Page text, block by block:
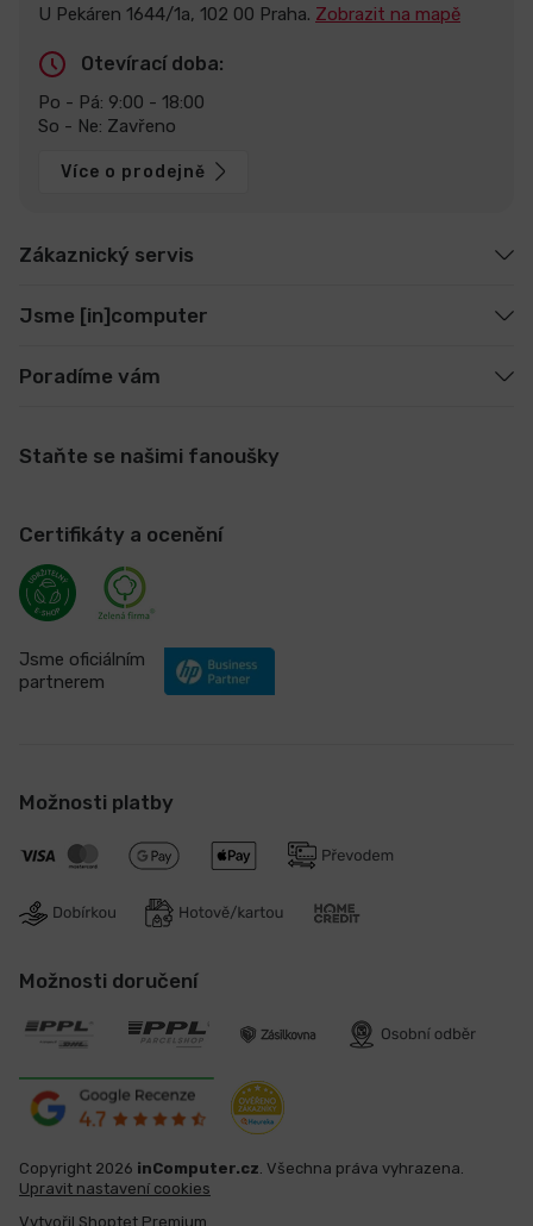
U Pekáren 1644/1a, 102 00 Praha. Zobrazit na mapě
Otevírací doba:
Po - Pá: 9:00 - 18:00
So - Ne: Zavřeno
Více o prodejně
Zákaznický servis
Jsme [in]computer
Poradíme vám
Staňte se našimi fanoušky
Certifikáty a ocenění
Jsme oficiálním
partnerem
Možnosti platby
Možnosti doručení
Vytvořil Shoptet Premium
Copyright 2026 inComputer.cz . Všechna práva vyhrazena.
Upravit nastavení cookies